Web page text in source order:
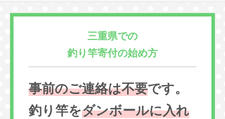
三重県での
釣り竿寄付の始め方
事前のご連絡は不要です。
釣り竿をダンボールに入れ